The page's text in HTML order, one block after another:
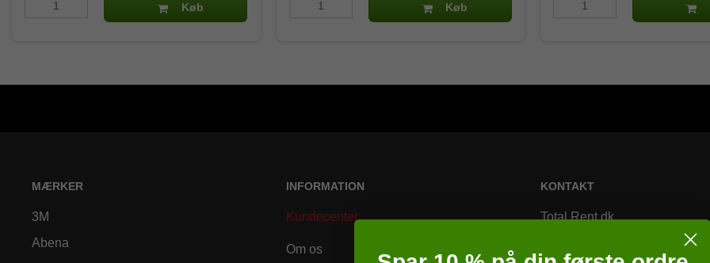
Køb Køb
MÆRKER
3M
Abena
INFORMATION
Kundecenter
Om os
KONTAKT
Total Rent.dk